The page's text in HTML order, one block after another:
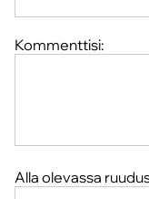
Kommenttisi:
Alla olevassa